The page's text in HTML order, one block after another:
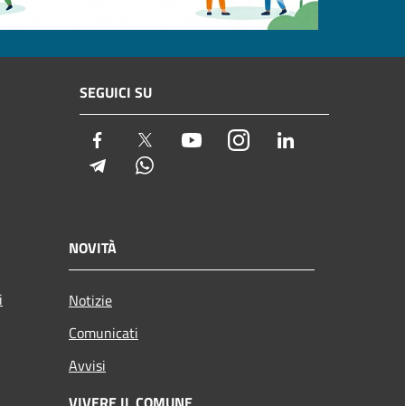
SEGUICI SU
Facebook Twitter YoutubeInstagram
Telegram
NOVITÀ
Notizie
Comunicati
Avvisi